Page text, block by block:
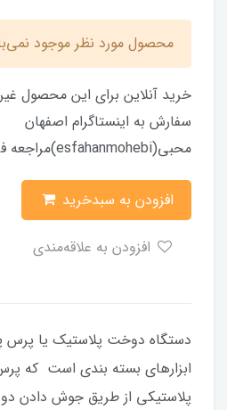
محصول مورد نظر موجود
خرید آنلاین برای این محصول
سفارش به اینستاگرام اصفهان
محبی(esfahanmohebi)مراجعه فرمایید
افزودن به سبدخرید
دستگاه دوخت پلاستیک یا پرس
ابزارهای بسته بندی است که
پلاستیکی از طریق جوش دادن دو